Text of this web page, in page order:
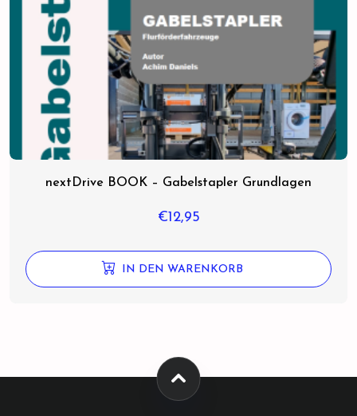
nextDrive BOOK – Gabelstapler Grundlagen
€12,95
IN DEN WARENKORB